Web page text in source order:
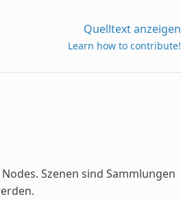
Quelltext anzeigen
Learn how to contribute!
Szenen sind Sammlungen